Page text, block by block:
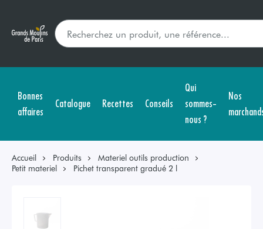
Bonnes
affaires
Catalogue Recettes Conseils
Qui
sommes-
nous ?
Nos
Accueil Produits
Materiel outils production
Petit materiel
Pichet transparent gradué 2 l